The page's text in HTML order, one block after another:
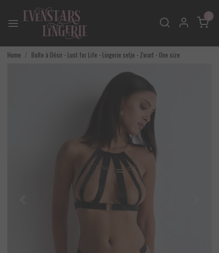
Home Boîte à Désir - Lust for Life - Lingerie setje - Zwart - One size